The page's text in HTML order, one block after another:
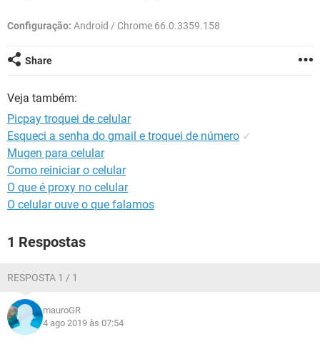
Configuração: Android / Chrome 66.0.3359.158
Share
Veja também:
Picpay troquei de celular
Esqueci a senha do gmail e troquei de número ✓
Mugen para celular
Como reiniciar o celular
O que é proxy no celular
O celular ouve o que falamos
1 Respostas
RESPOSTA 1 / 1
mauroGR
4 ago 2019 às 07:54